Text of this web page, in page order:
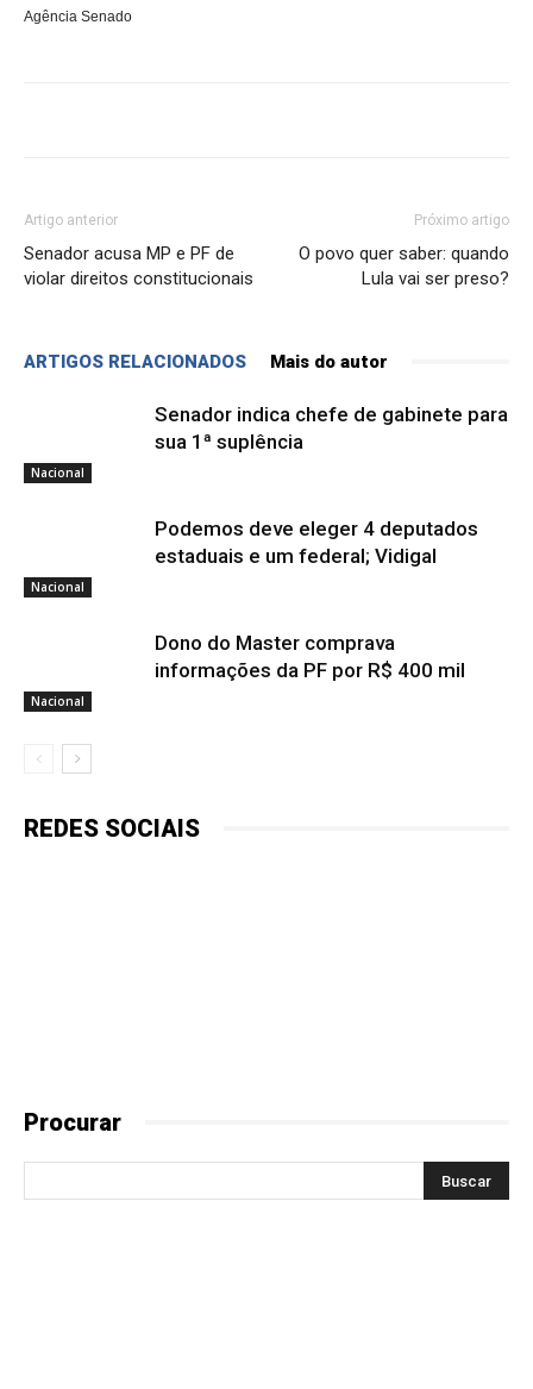
Agência Senado
Artigo anterior
Senador acusa MP e PF de
violar direitos constitucionais
Próximo artigo
O povo quer saber: quando
Lula vai ser preso?
ARTIGOS RELACIONADOS Mais do autor
Nacional
Senador indica chefe de gabinete para
sua 1ª suplência
Nacional
Podemos deve eleger 4 deputados
estaduais e um federal; Vidigal
Nacional
Dono do Master comprava
informações da PF por R$ 400 mil
REDES SOCIAIS
Procurar